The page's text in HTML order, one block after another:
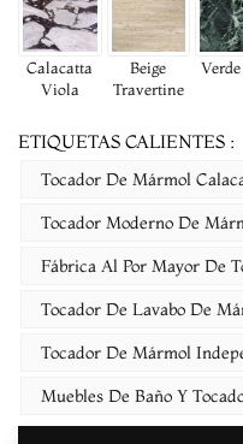
Calacatta
Viola
Beige
Travertine
ETIQUETAS CALIENTES :
Tocador De Mármol
Tocador Moderno De
Fábrica Al Por Mayor De
Tocador De Lavabo De
Tocador De Mármol
Muebles De Baño Y